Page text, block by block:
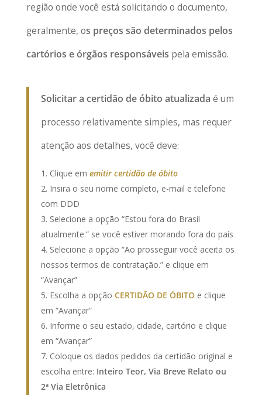
região onde você está solicitando o documento,
geralmente, os preços são determinados pelos
cartórios e órgãos responsáveis pela emissão.
Solicitar a certidão de óbito atualizada é um
processo relativamente simples, mas requer
atenção aos detalhes, você deve:
Clique em emitir certidão de óbito
Insira o seu nome completo, e-mail e telefone
com DDD
Selecione a opção “Estou fora do Brasil
atualmente.” se você estiver morando fora do país
Selecione a opção “Ao prosseguir você aceita os
nossos termos de contratação.” e clique em
“Avançar”
Escolha a opção CERTIDÃO DE ÓBITO e clique
em “Avançar”
Informe o seu estado, cidade, cartório e clique
em “Avançar”
Coloque os dados pedidos da certidão original e
escolha entre: Inteiro Teor, Via Breve Relato ou
2ª Via Eletrônica